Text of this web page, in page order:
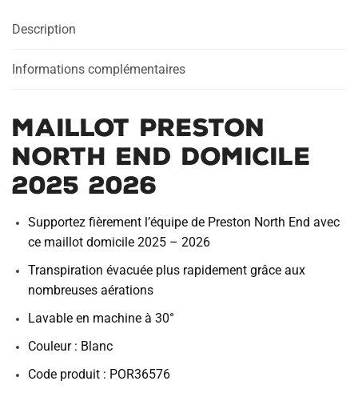
Description
Informations complémentaires
Maillot Preston
North End Domicile
2025 2026
Supportez fièrement l’équipe de Preston North End avec
ce maillot domicile 2025 – 2026
Transpiration évacuée plus rapidement grâce aux
nombreuses aérations
Lavable en machine à 30°
Couleur : Blanc
Code produit : POR36576